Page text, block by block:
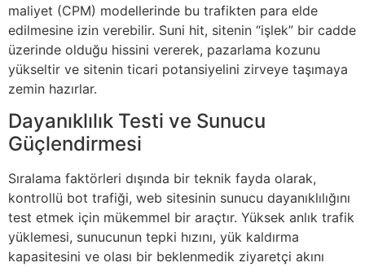
maliyet (CPM) modellerinde bu trafikten para elde
edilmesine izin verebilir. Suni hit, sitenin “işlek” bir cadde
üzerinde olduğu hissini vererek, pazarlama kozunu
yükseltir ve sitenin ticari potansiyelini zirveye taşımaya
zemin hazırlar.
Dayanıklılık Testi ve Sunucu
Güçlendirmesi
Sıralama faktörleri dışında bir teknik fayda olarak,
kontrollü bot trafiği, web sitesinin sunucu dayanıklılığını
test etmek için mükemmel bir araçtır. Yüksek anlık trafik
yüklemesi, sunucunun tepki hızını, yük kaldırma
kapasitesini ve olası bir beklenmedik ziyaretçi akını